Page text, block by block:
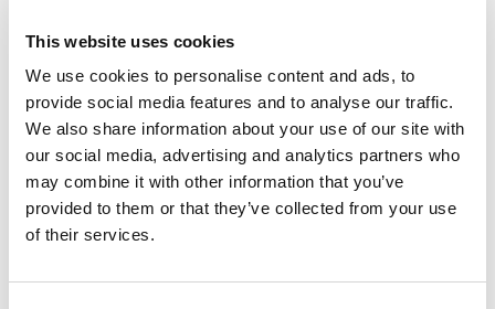
This website uses cookies
We use cookies to personalise content and ads, to
provide social media features and to analyse our traffic.
We also share information about your use of our site with
our social media, advertising and analytics partners who
may combine it with other information that you’ve
provided to them or that they’ve collected from your use
of their services.
Encontrar una tienda
Código del producto: 101123265
Características
Entrega y pago